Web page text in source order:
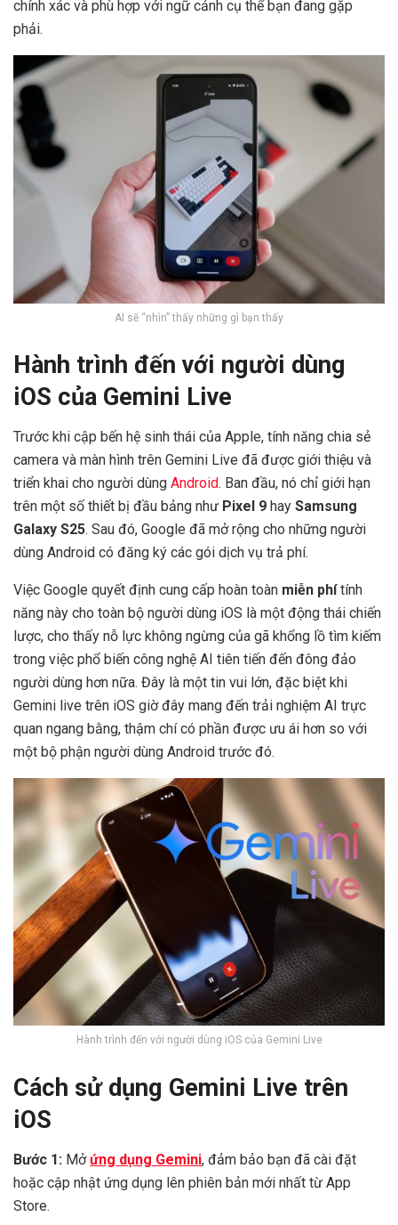
chính xác và phù hợp với ngữ cảnh cụ thể bạn đang gặp
phải.
AI sẽ “nhìn” thấy những gì bạn thấy
Hành trình đến với người dùng
iOS của Gemini Live
Trước khi cập bến hệ sinh thái của Apple, tính năng chia sẻ
camera và màn hình trên Gemini Live đã được giới thiệu và
triển khai cho người dùng Android. Ban đầu, nó chỉ giới hạn
trên một số thiết bị đầu bảng như Pixel 9 hay Samsung
Galaxy S25. Sau đó, Google đã mở rộng cho những người
dùng Android có đăng ký các gói dịch vụ trả phí.
Việc Google quyết định cung cấp hoàn toàn miễn phítính
năng này cho toàn bộ người dùng iOS là một động thái chiến
lược, cho thấy nỗ lực không ngừng của gã khổng lồ tìm kiếm
trong việc phổ biến công nghệ AI tiên tiến đến đông đảo
người dùng hơn nữa. Đây là một tin vui lớn, đặc biệt khi
Gemini live trên iOS giờ đây mang đến trải nghiệm AI trực
quan ngang bằng, thậm chí có phần được ưu ái hơn so với
một bộ phận người dùng Android trước đó.
Hành trình đến với người dùng iOS của Gemini Live
Cách sử dụng Gemini Live trên
iOS
Bước 1: Mởứng dụng Gemini, đảm bảo bạn đã cài đặt
hoặc cập nhật ứng dụng lên phiên bản mới nhất từ App
Store.